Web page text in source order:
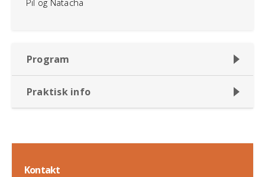
Pil og Natacha
Program
Praktisk info
Kontakt